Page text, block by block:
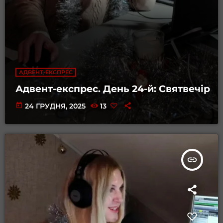
АДВЕНТ-ЕКСПРЕС
Адвент-експрес. День 24-й: Святвечір
today 24 ГРУДНЯ, 2025 13
insert_link